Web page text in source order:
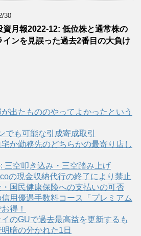
30
資月報2022-12: 低位株と通常株の
インを見誤った過去2番目の大負け
出たもののやってよかったという
でも可能な引成寄成取引
か勤務先のどちらかの最寄り店し
三空叩き込み・三空踏み上げ
の現金収納代行の終了により禁止
国民健康保険への支払いの可否
用優遇手数料コース「プレミアム
得！
のGUで過去最高益を更新するも
暗の分かれた1日